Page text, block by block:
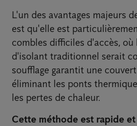
L'un des avantages majeurs
est qu'elle est
combles difficiles d'accès,
d'isolant traditionnel serait
soufflage garantit une
éliminant les ponts
les pertes de chaleur.
Cette méthode est rapide